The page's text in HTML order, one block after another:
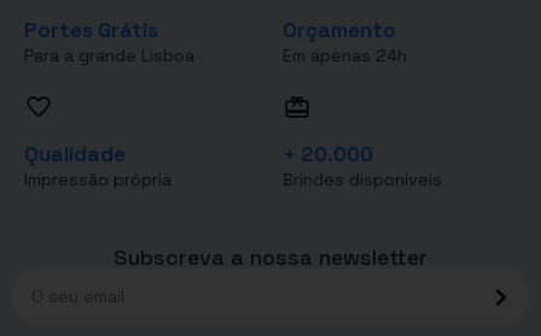
Portes Grátis
Para a grande Lisboa
Orçamento
Em apenas 24h
Qualidade
Impressão própria
+ 20.000
Brindes disponíveis
Subscreva a nossa newsletter